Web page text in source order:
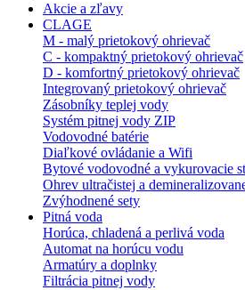
Akcie a zľavy
CLAGE
M - malý prietokový ohrievač
C - kompaktný prietokový ohrievač
D - komfortný prietokový ohrievač
Integrovaný prietokový ohrievač
Zásobníky teplej vody
Systém pitnej vody ZIP
Vodovodné batérie
Diaľkové ovládanie a Wifi
Bytové vodovodné a vykurovacie
Ohrev ultračistej a
Zvýhodnené sety
Pitná voda
Horúca, chladená a perlivá voda
Automat na horúcu vodu
Armatúry a doplnky
Filtrácia pitnej vody